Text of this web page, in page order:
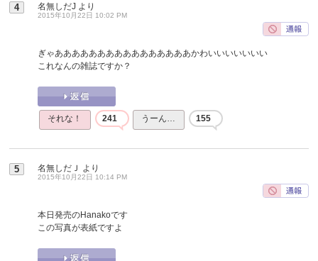
4 名無しだJ より
2015年10月22日 10:02 PM
ぎゃああああああああああああああああかわいいいいいいい
これなんの雑誌ですか？
それな！ 241 うーん… 155
5 名無しだＪ より
2015年10月22日 10:14 PM
本日発売のHanakoです
この写真が表紙ですよ